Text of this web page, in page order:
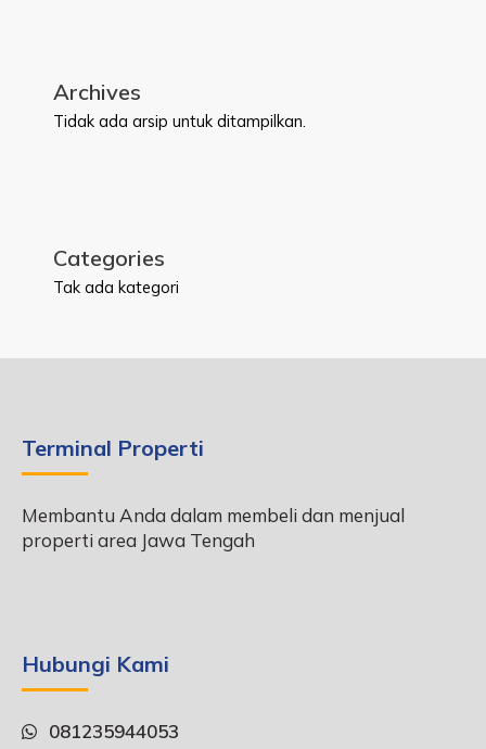
Archives
Tidak ada arsip untuk ditampilkan.
Categories
Tak ada kategori
Terminal Properti
Membantu Anda dalam membeli dan menjual
properti area Jawa Tengah
Hubungi Kami
081235944053